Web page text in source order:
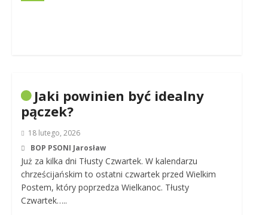
Jaki powinien być idealny
pączek?
18 lutego, 2026
BOP PSONI Jarosław
Już za kilka dni Tłusty Czwartek. W kalendarzu
chrześcijańskim to ostatni czwartek przed Wielkim
Postem, który poprzedza Wielkanoc. Tłusty
Czwartek…..